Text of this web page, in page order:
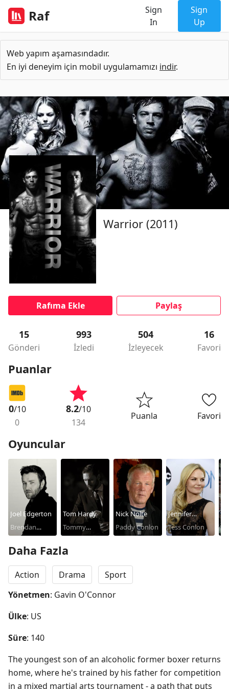
Raf
Sign
In
Sign
Up
Web yapım aşamasındadır.
En iyi deneyim için mobil uygulamamızı indir.
Warrior (2011)
Rafıma Ekle Paylaş
15
Gönderi
993
İzledi
504
İzleyecek
16
Favori
Puanlar
0/10
0
8.2/10
134
Puanla Favori
Oyuncular
Joel Edgerton
Brendan
Tom Hardy
Tommy
Nick Nolte
Paddy Conlon
Jennifer
Morrison
Tess Conlon
Daha Fazla
Action Drama
Sport
Yönetmen: Gavin O'Connor
Ülke: US
Süre: 140
The youngest son of an alcoholic former boxer returns
home, where he's trained by his father for competition
in a mixed martial arts tournament - a path that puts